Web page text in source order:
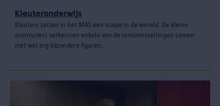
Kleuteronderwijs
Kleuters zetten in het MAS een stapje in de wereld. De kleine
avonturiers verkennen enkele van de tentoonstellingen samen
met wel erg bijzondere figuren.